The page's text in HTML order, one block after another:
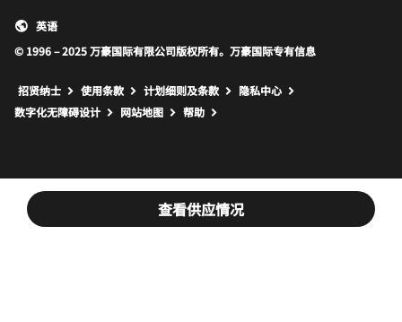
查看供应情况
© 1996 – 2025 万豪国际有限公司版权所有。万豪国际专有信息
英语
招贤纳士 使用条款 计划细则及条款
隐私中心
数字化无障碍设计
网站地图 打开新窗口
帮助